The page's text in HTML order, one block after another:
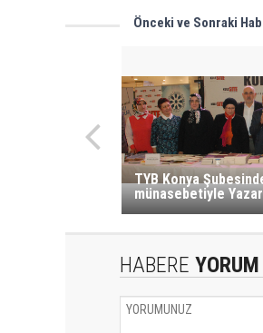
Önceki ve Sonraki
TYB Konya
münasebetiyle
HABERE